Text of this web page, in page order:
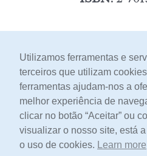
Utilizamos ferramentas e
terceiros que utilizam
ferramentas ajudam-nos a
melhor experiência de
clicar no botão “Aceitar” ou
visualizar o nosso site, está
o uso de cookies. Learn more